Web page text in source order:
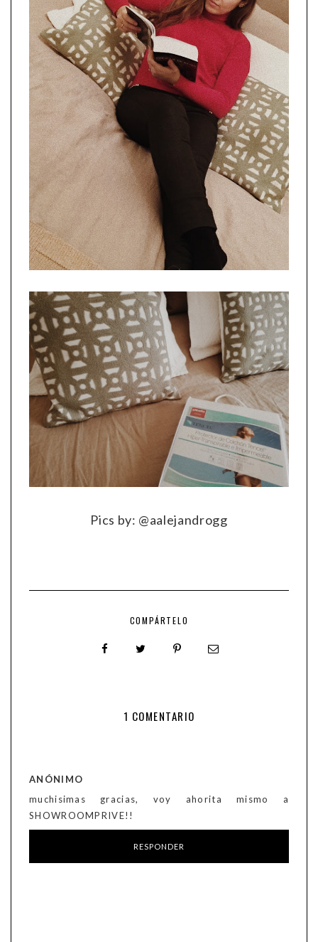
Pics by: @aalejandrogg
COMPÁRTELO
1 COMENTARIO
ANÓNIMO
muchisimas gracias, voy ahorita mismo a
SHOWROOMPRIVE!!
RESPONDER